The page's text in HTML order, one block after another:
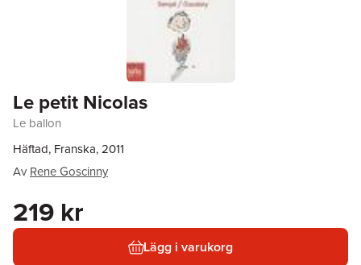
Le petit Nicolas
Le ballon
Häftad, Franska, 2011
Av Rene Goscinny
219 kr
Lägg i varukorg